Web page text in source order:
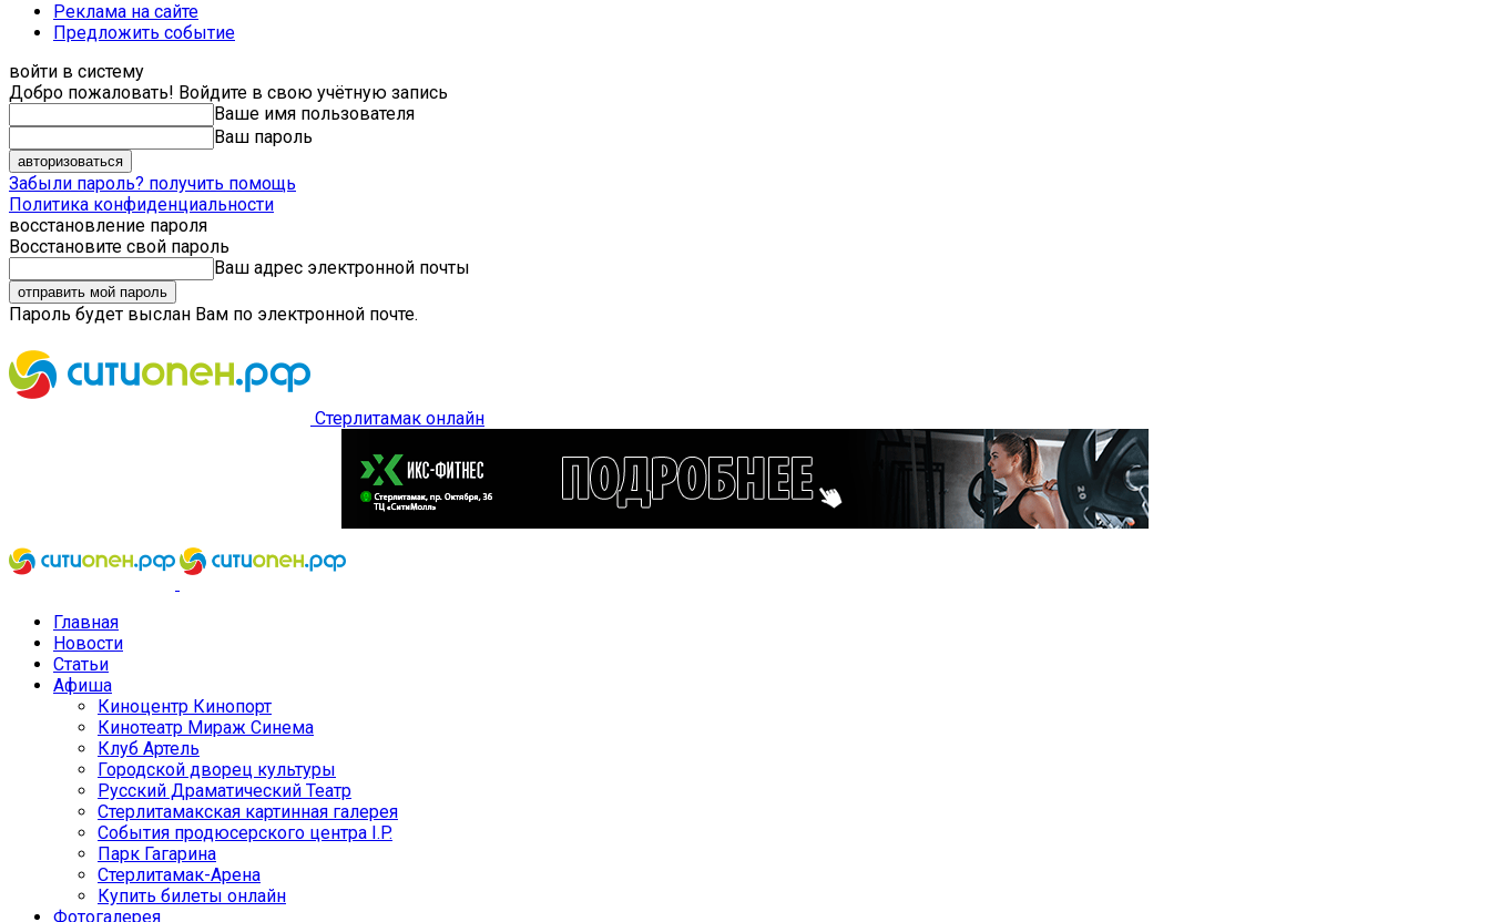
Реклама на сайте
Предложить событие
войти в систему
Добро пожаловать! Войдите в свою учётную запись
Ваше имя пользователя
Ваш пароль
Забыли пароль? получить помощь
Политика конфиденциальности
восстановление пароля
Восстановите свой пароль
Ваш адрес электронной почты
Пароль будет выслан Вам по электронной почте.
Стерлитамак онлайн
Главная
Новости
Статьи
Афиша
Киноцентр Кинопорт
Кинотеатр Мираж Синема
Клуб Артель
Городской дворец культуры
Русский Драматический Театр
Стерлитамакская картинная галерея
События продюсерского центра I.P.
Парк Гагарина
Стерлитамак-Арена
Купить билеты онлайн
Фотогалерея